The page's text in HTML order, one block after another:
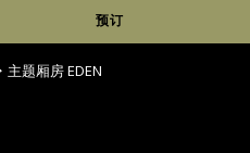
预订
主题厢房 EDEN